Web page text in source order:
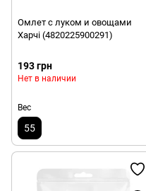
Омлет с луком и овощами
Харчі (4820225900291)
193 грн
Нет в наличии
Вес
55